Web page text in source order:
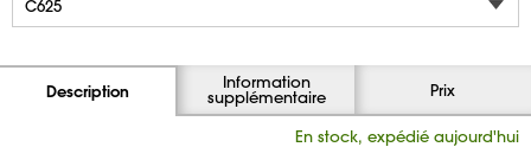
Description Information
supplémentaire Prix
En stock, expédié aujourd'hui